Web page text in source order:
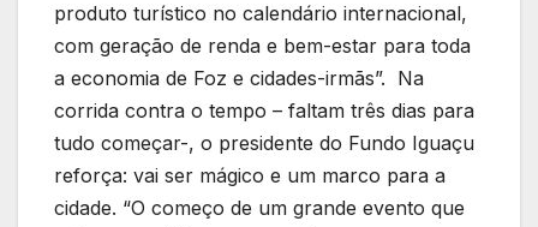
produto turístico no calendário internacional,
com geração de renda e bem-estar para toda
a economia de Foz e cidades-irmãs”. Na
corrida contra o tempo – faltam três dias para
tudo começar-, o presidente do Fundo Iguaçu
reforça: vai ser mágico e um marco para a
cidade. “O começo de um grande evento que